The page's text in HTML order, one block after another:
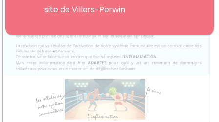
site de Villers-Perwin